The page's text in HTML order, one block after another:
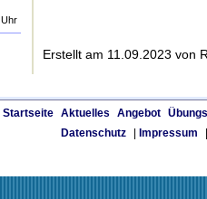
Uhr
Erstellt am 11.09.2023 von
Startseite Aktuelles Angebot
Datenschutz
Impressum